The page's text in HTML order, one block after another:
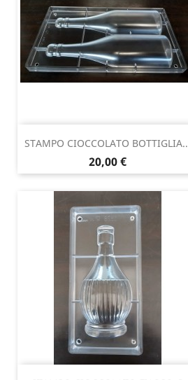
STAMPO CIOCCOLATO
Prezzo
20,00 €